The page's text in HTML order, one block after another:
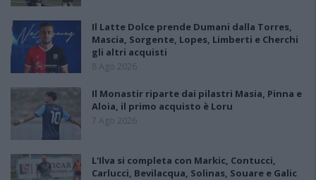
Il Latte Dolce prende Dumani dalla Torres,
Mascia, Sorgente, Lopes, Limberti e Cherchi
gli altri acquisti
8 Ago 2026
Il Monastir riparte dai pilastri Masia, Pinna e
Aloia, il primo acquisto è Loru
7 Ago 2026
L'Ilva si completa con Markic, Contucci,
Carlucci, Bevilacqua, Solinas, Souare e Galic